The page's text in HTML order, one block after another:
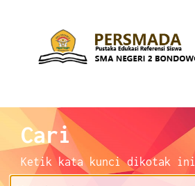
Cari
Ketik kata kunci dikotak ini